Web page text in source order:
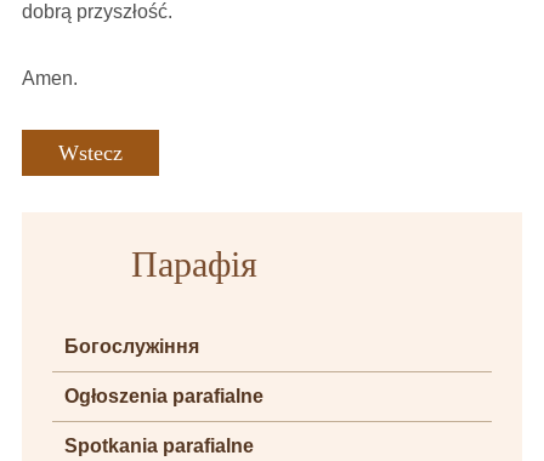
dobrą przyszłość.
Amen.
Wstecz
Парафія
Богослужіння
Ogłoszenia parafialne
Spotkania parafialne